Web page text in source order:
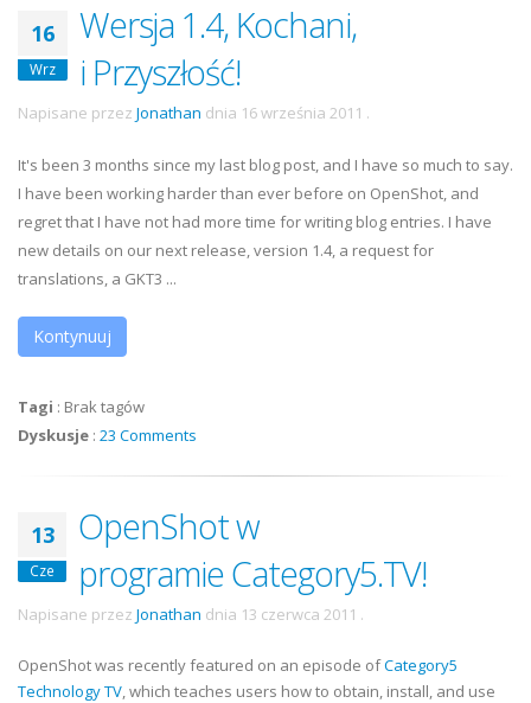
16
Wrz
Wersja 1.4, Kochani,
i Przyszłość!
Napisane przez Jonathan dnia 16 września 2011 .
It's been 3 months since my last blog post, and I have so much to say.
I have been working harder than ever before on OpenShot, and
regret that I have not had more time for writing blog entries. I have
new details on our next release, version 1.4, a request for
translations, a GKT3 ...
Kontynuuj
Tagi : Brak tagów
Dyskusje : 23 Comments
13
Cze
OpenShot w
programie Category5.TV!
Napisane przez Jonathan dnia 13 czerwca 2011 .
OpenShot was recently featured on an episode ofCategory5
Technology TV, which teaches users how to obtain, install, and use